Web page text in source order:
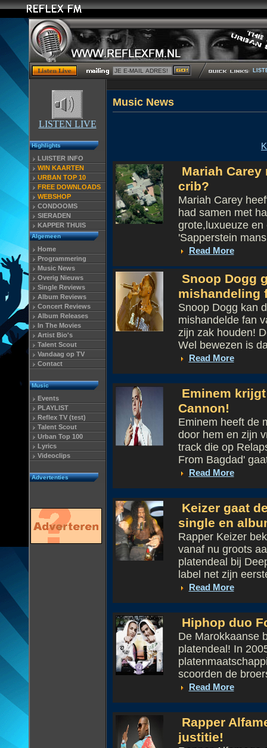
LISTEN LIVE
Highlights
LUISTER INFO
WIN KAARTEN
URBAN TOP 10
FREE DOWNLOADS
WEBSHOP
CONDOOMS
SIERADEN
KAPPER THUIS
Algemeen
Home
Programmering
Music News
Overig Nieuws
Single Reviews
Album Reviews
Concert Reviews
Album Releases
In The Movies
Artist Bio's
Talent Scout
Vandaag op TV
Contact
Music
Events
PLAYLIST
Reflex TV (test)
Talent Scout
Urban Top 100
Lyrics
Videoclips
Advertenties
Mariah
crib?
Mariah Carey
had samen met
grote,luxueuze
'Sapperstein
Read More
Snoop Dogg
mishandeling
Snoop Dogg kan
mishandelde fan
zijn zak houden!
Wel bewezen is
Read More
Eminem
Cannon!
Eminem heeft de
door hem en zijn
track die op
From Bagdad'
Read More
Keizer gaat
single en
Rapper Keizer
vanaf nu groots
platendeal bij
label net zijn
Read More
Hiphop duo
De Marokkaanse
platendeal! In
scoorden de
Read More
Rapper
justitie!